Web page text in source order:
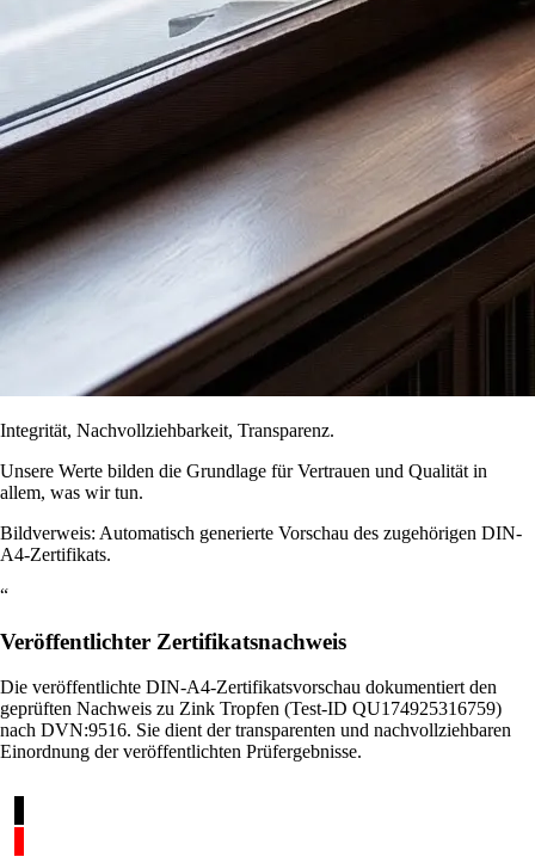
Integrität, Nachvollziehbarkeit, Transparenz.
Unsere Werte bilden die Grundlage für Vertrauen und Qualität in
allem, was wir tun.
Bildverweis: Automatisch generierte Vorschau des zugehörigen DIN-
A4-Zertifikats.
“
Veröffentlichter Zertifikatsnachweis
Die veröffentlichte DIN-A4-Zertifikatsvorschau dokumentiert den
geprüften Nachweis zu Zink Tropfen (Test-ID QU174925316759)
nach DVN:9516. Sie dient der transparenten und nachvollziehbaren
Einordnung der veröffentlichten Prüfergebnisse.